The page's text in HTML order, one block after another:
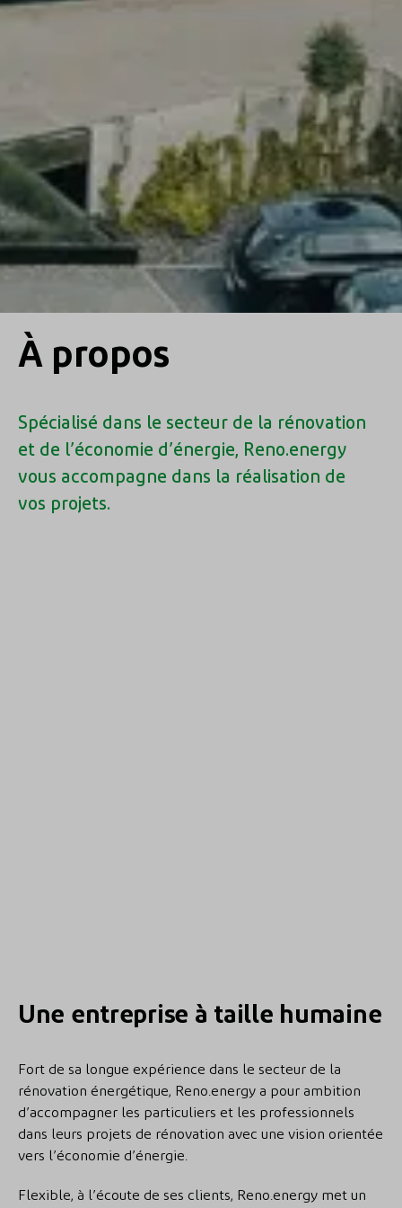
À propos
Spécialisé dans le secteur de la rénovation
et de l’économie d’énergie, Reno.energy
vous accompagne dans la réalisation de
vos projets.
Une entreprise à taille humaine
Fort de sa longue expérience dans le secteur de la
rénovation énergétique, Reno.energy a pour ambition
d’accompagner les particuliers et les professionnels
dans leurs projets de rénovation avec une vision orientée
vers l’économie d’énergie.
Flexible, à l’écoute de ses clients, Reno.energy met un